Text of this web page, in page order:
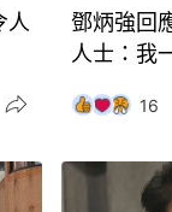
人
鄧炳強回
人士：我
16